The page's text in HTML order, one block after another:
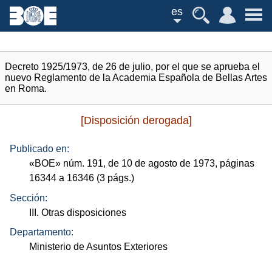
es
Decreto 1925/1973, de 26 de julio, por el que se aprueba el
nuevo Reglamento de la Academia Española de Bellas Artes
en Roma.
[Disposición derogada]
Publicado en:
«BOE» núm. 191, de 10 de agosto de 1973, páginas
16344 a 16346 (3 págs.)
Sección:
III. Otras disposiciones
Departamento:
Ministerio de Asuntos Exteriores